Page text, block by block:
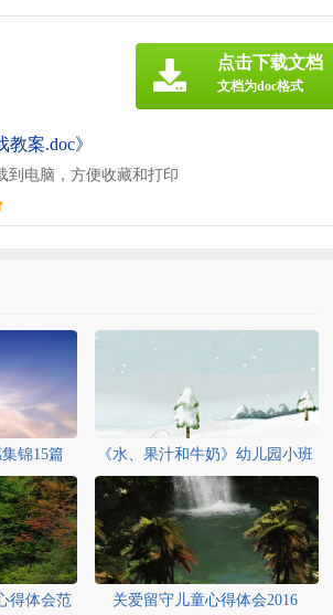
教案.doc》
到电脑，方便收藏和打印
点击下载文档
文档为doc格式
集锦15篇
《水、果汁和牛奶》幼儿园小班
英语教案
得体会范 关爱留守儿童心得体会2016